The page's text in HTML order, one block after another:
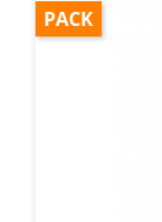
PACK